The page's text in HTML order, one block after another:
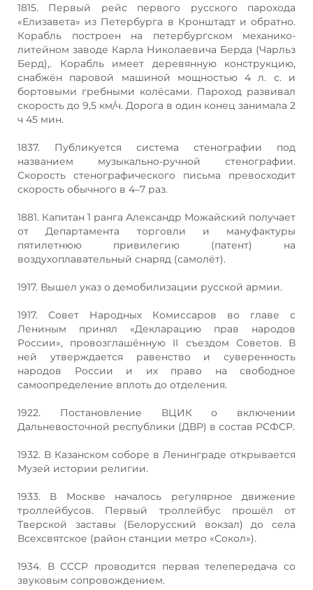
1815. Первый рейс первого русского парохода
«Елизавета» из Петербурга в Кронштадт и обратно.
Корабль построен на петербургском механико-
литейном заводе Карла Николаевича Берда (Чарльз
Берд),. Корабль имеет деревянную конструкцию,
снабжён паровой машиной мощностью 4 л. с. и
бортовыми гребными колёсами. Пароход развивал
скорость до 9,5 км/ч. Дорога в один конец занимала 2
ч 45 мин.
1837. Публикуется система стенографии под
названием музыкально-ручной стенографии.
Скорость стенографического письма превосходит
скорость обычного в 4–7 раз.
1881. Капитан 1 ранга Александр Можайский получает
от Департамента торговли и мануфактуры
пятилетнюю привилегию (патент) на
воздухоплавательный снаряд (самолёт).
1917. Вышел указ о демобилизации русской армии.
1917. Совет Народных Комиссаров во главе с
Лениным принял «Декларацию прав народов
России», провозглашённую II съездом Советов. В
ней утверждается равенство и суверенность
народов России и их право на свободное
самоопределение вплоть до отделения.
1922. Постановление ВЦИК о включении
Дальневосточной республики (ДВР) в состав РСФСР.
1932. В Казанском соборе в Ленинграде открывается
Музей истории религии.
1933. В Москве началось регулярное движение
троллейбусов. Первый троллейбус прошёл от
Тверской заставы (Белорусский вокзал) до села
Всехсвятское (район станции метро «Сокол»).
1934. В СССР проводится первая телепередача со
звуковым сопровождением.